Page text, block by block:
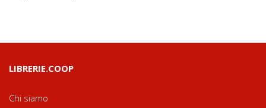
LIBRERIE.COOP
Chi siamo